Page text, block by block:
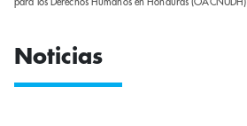
para los Derechos Humanos en Honduras (OACNUDH)
Noticias